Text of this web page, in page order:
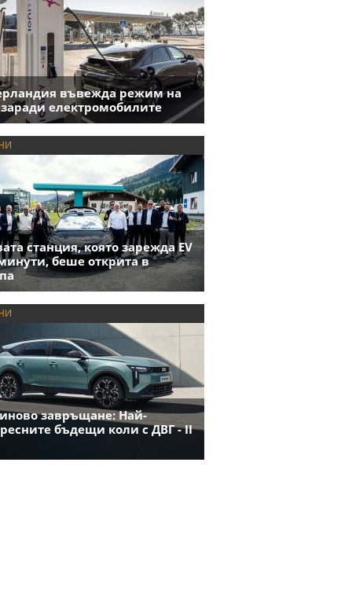
въвежда режим на
заради електромобилите
станция, която зарежда EV
беше открита в
завръщане: Най-
бъдещи коли с ДВГ - II